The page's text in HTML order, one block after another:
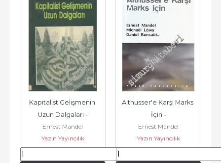
Kapitalist Gelişmenin
Uzun Dalgaları -
Ernest Mandel
Yazın Yayıncılık
Althusser'e Karşı Marks
İçin -
Ernest Mandel
Yazın Yayıncılık